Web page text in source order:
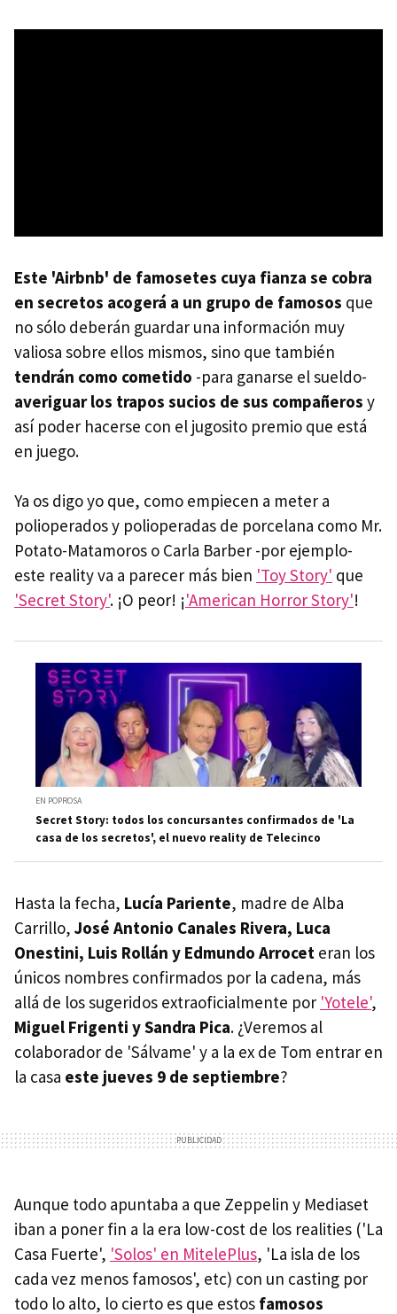
Este 'Airbnb' de famosetes cuya fianza se cobra
en secretos acogerá a un grupo de famosos que
no sólo deberán guardar una información muy
valiosa sobre ellos mismos, sino que también
tendrán como cometido -para ganarse el sueldo-
averiguar los trapos sucios de sus compañeros y
así poder hacerse con el jugosito premio que está
en juego.
Ya os digo yo que, como empiecen a meter a
polioperados y polioperadas de porcelana como Mr.
Potato-Matamoros o Carla Barber -por ejemplo-
este reality va a parecer más bien 'Toy Story' que
'Secret Story'. ¡O peor! ¡'American Horror Story'!
EN POPROSA
Secret Story: todos los concursantes confirmados de 'La
casa de los secretos', el nuevo reality de Telecinco
Hasta la fecha, Lucía Pariente, madre de Alba
Carrillo, José Antonio Canales Rivera, Luca
Onestini, Luis Rollán y Edmundo Arrocet eran los
únicos nombres confirmados por la cadena, más
allá de los sugeridos extraoficialmente por 'Yotele',
Miguel Frigenti y Sandra Pica. ¿Veremos al
colaborador de 'Sálvame' y a la ex de Tom entrar en
la casa este jueves 9 de septiembre?
Aunque todo apuntaba a que Zeppelin y Mediaset
iban a poner fin a la era low-cost de los realities ('La
Casa Fuerte', 'Solos' en MitelePlus, 'La isla de los
cada vez menos famosos', etc) con un casting por
todo lo alto, lo cierto es que estos famosos